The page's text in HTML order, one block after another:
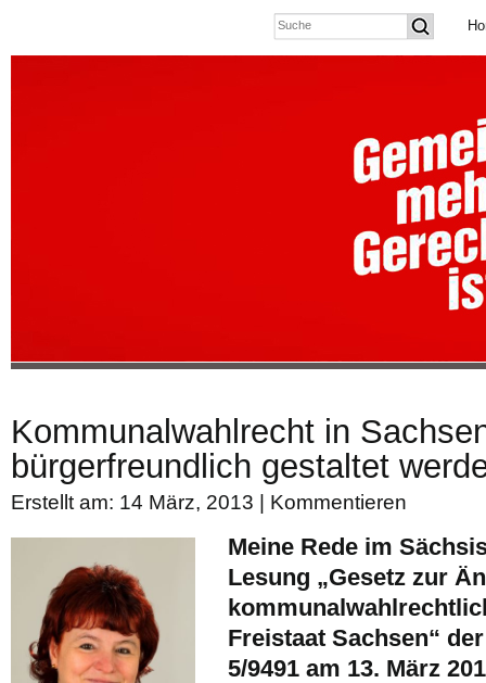
Kommunalwahlrecht in
bürgerfreundlich gestaltet
Erstellt am: 14 März, 2013 | Kommentieren
Meine Rede im
Lesung „Gesetz zur
Freistaat Sachsen“
5/9491 am 13. März